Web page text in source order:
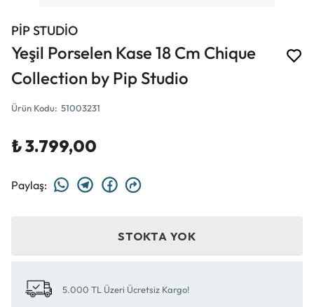
PİP STUDİO
Yeşil Porselen Kase 18 Cm Chique
Collection by Pip Studio
Ürün Kodu: 51003231
₺ 3.799,00
Paylaş:
STOKTA YOK
5.000 TL Üzeri Ücretsiz Kargo!